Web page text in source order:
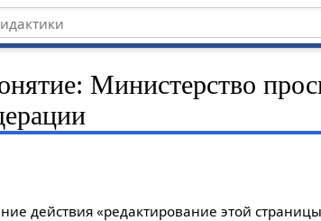
Министерство
действия «редактирование этой